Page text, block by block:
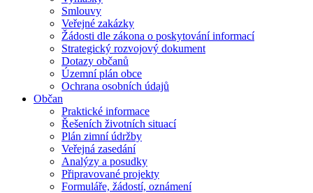
Smlouvy
Veřejné zakázky
Žádosti dle zákona o poskytování informací
Strategický rozvojový dokument
Dotazy občanů
Územní plán obce
Ochrana osobních údajů
Občan
Praktické informace
Řešeních životních situací
Plán zimní údržby
Veřejná zasedání
Analýzy a posudky
Připravované projekty
Formuláře, žádostí, oznámení